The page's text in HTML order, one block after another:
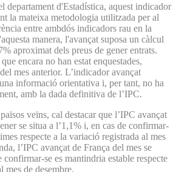
departament d'Estadística, aquest indicador
la mateixa metodologia utilitzada per al
entre ambdós indicadors rau en la
manera, l'avançat suposa un càlcul
aproximat dels preus de gener entrats.
encara no han estat enquestades,
mes anterior. L’indicador avançat
informació orientativa i, per tant, no ha
amb la dada definitiva de l’IPC.
veïns, cal destacar que l’IPC avançat
se situa a l’1,1% i, en cas de confirmar-
respecte a la variació registrada al mes
l’IPC avançat de França del mes se
se es mantindria estable respecte
mes de desembre.